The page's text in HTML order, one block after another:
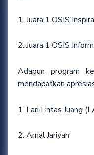
1. Juara 1 OSIS
2. Juara 1 OSIS
Adapun program
mendapatkan
1. Lari Lintas Juang
2. Amal Jariyah